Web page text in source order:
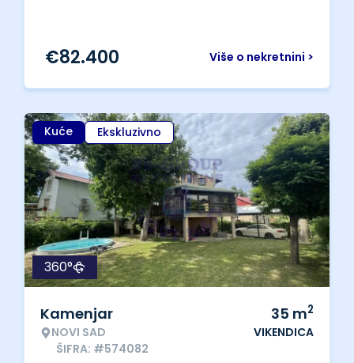
Više o nekretnini >
€82.400
Kuće Ekskluzivno
360°
Kamenjar
NOVI SAD
ŠIFRA: #574082
35 m2
VIKENDICA